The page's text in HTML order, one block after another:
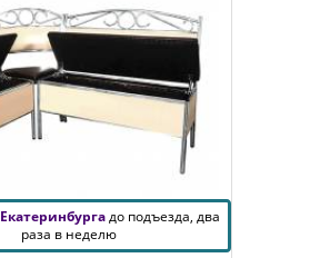
Екатеринбургадо подъезда, два
раза в неделю